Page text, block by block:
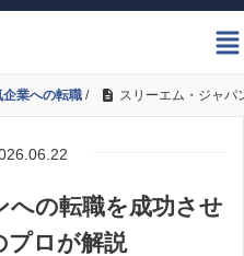
企業への転職 / スリーエム・ジャパ
への転職を成功させ
プロが解説